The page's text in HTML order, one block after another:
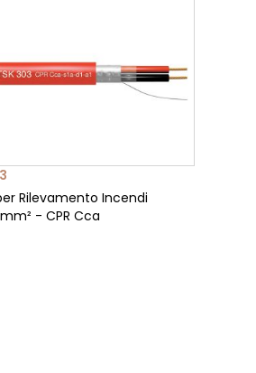
Rilevamento Incendi
- CPR Cca